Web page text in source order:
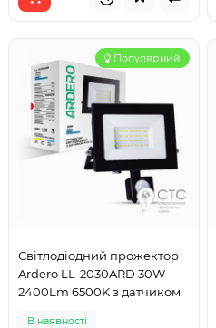
Популярний
Світлодіодний прожектор
Ardero LL-2030ARD 30W
2400Lm 6500K з датчиком
В наявності